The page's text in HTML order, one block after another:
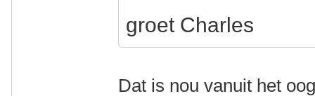
groet Charles
Dat is nou vanuit het